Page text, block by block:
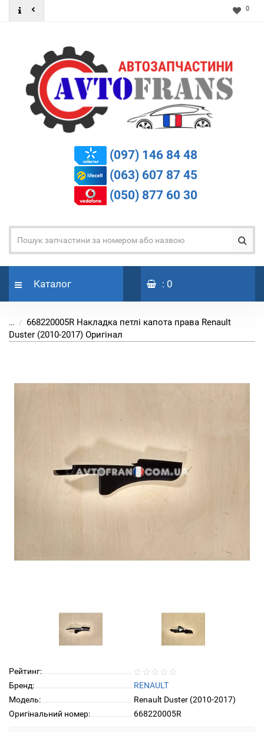
0
(097) 146 84 48
(063) 607 87 45
(050) 877 60 30
Каталог : 0
...
668220005R Накладка петлі капота права Renault
Duster (2010-2017) Оригінал
Рейтинг:
Бренд:
RENAULT
Модель:
Renault Duster (2010-2017)
Оригінальний номер:
668220005R